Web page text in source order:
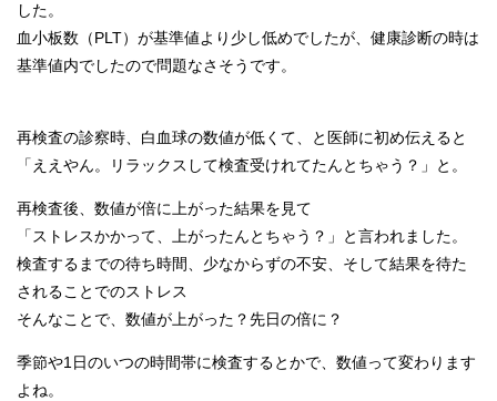
した。
血小板数（PLT）が基準値より少し低めでしたが、健康診断の時は
基準値内でしたので問題なさそうです。
再検査の診察時、白血球の数値が低くて、と医師に初め伝えると
「ええやん。リラックスして検査受けれてたんとちゃう？」と。
再検査後、数値が倍に上がった結果を見て
「ストレスかかって、上がったんとちゃう？」と言われました。
検査するまでの待ち時間、少なからずの不安、そして結果を待た
されることでのストレス
そんなことで、数値が上がった？先日の倍に？
季節や1日のいつの時間帯に検査するとかで、数値って変わります
よね。